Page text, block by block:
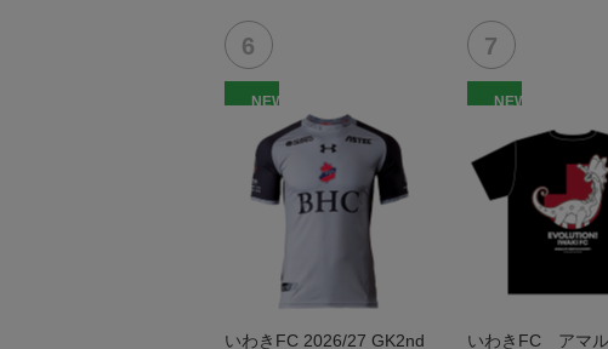
NEW
いわきFC 2026/27 GK2nd
NEW
いわきFC アマ